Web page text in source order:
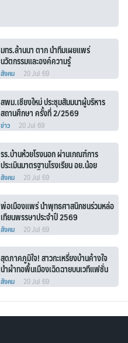
มทร.ล้านนา ตาก นำทีมเผยแพร่
นวัตกรรมและองค์ความรู้
สังคม 20 Jul 69
สพม.เชียงใหม่ ประชุมสัมมนาผู้บริหาร
สถานศึกษา ครั้งที่ 2/2569
ข่าว 20 Jul 69
รร.บ้านห้วยโรงนอก ผ่านเกณฑ์การ
ประเมินมาตรฐานโรงเรียน อย.น้อย
(PLUS) ระดับประเทศ
สังคม 20 Jul 69
พ่อเมืองแพร่ นำพุทธศาสนิกชนร่วมหล่อ
เทียนพรรษาประจำปี 2569
สังคม 20 Jul 69
สุดภาคภูมิใจ! สาวกะเหรี่ยงบ้านค้างใจ
นำผ้าทอพื้นเมืองเฉิดฉายบนเวทีแฟชั่น
หัวหิน
สังคม 20 Jul 69